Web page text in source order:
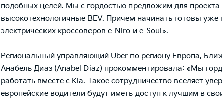
подобных целей. Мы с гордостью предложим для проекта
высокотехнологичные BEV. Причем начинать готовы уже
электрических кроссоверов e-Niro и e-Soul».
Региональный управляющий Uber по региону Европа,
Анабель Диаз (Anabel Diaz) прокомментировала: «Мы
работать вместе с Kia. Такое сотрудничество вселяет
европейские водители будут иметь доступ к лучшим в